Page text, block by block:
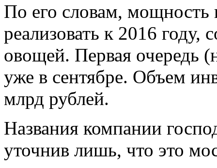
По его словам, мощность
реализовать к 2016 году,
овощей. Первая очередь
уже в сентябре. Объем
млрд рублей.
Названия компании
уточнив лишь, что это